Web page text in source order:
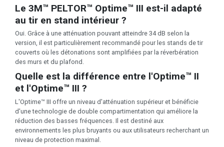
Le 3M™ PELTOR™ Optime™ III est-il adapté
au tir en stand intérieur ?
Oui. Grâce à une atténuation pouvant atteindre 34 dB selon la
version, il est particulièrement recommandé pour les stands de tir
couverts où les détonations sont amplifiées par la réverbération
des murs et du plafond.
Quelle est la différence entre l'Optime™ II
et l'Optime™ III ?
L'Optime™ III offre un niveau d'atténuation supérieur et bénéficie
d'une technologie de double compartimentation qui améliore la
réduction des basses fréquences. Il est destiné aux
environnements les plus bruyants ou aux utilisateurs recherchant un
niveau de protection maximal.